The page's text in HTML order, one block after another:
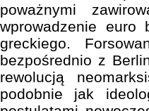
poważnymi
wprowadzenie euro
greckiego.
bezpośrednio z
rewolucją
podobnie jak